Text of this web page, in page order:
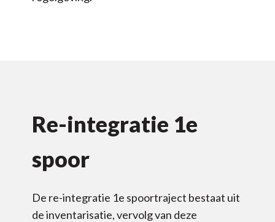
Re-integratie 1e
spoor
De re-integratie 1e spoortraject bestaat uit
de inventarisatie, vervolg van deze